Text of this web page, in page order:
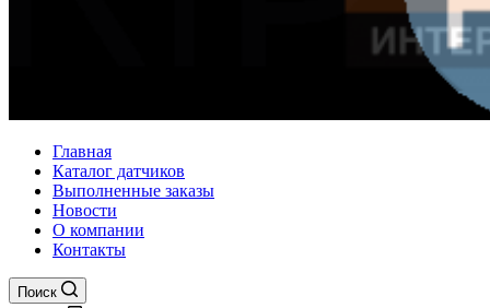
Главная
Каталог датчиков
Выполненные заказы
Новости
О компании
Контакты
Поиск